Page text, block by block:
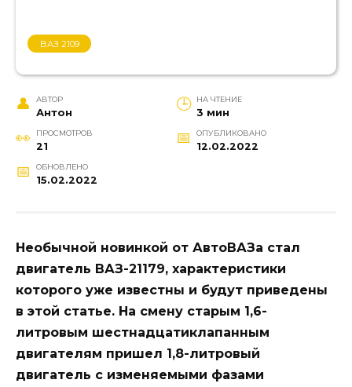
ВАЗ 2109
АВТОР
Антон
НА ЧТЕНИЕ
3 мин
ПРОСМОТРОВ
21
ОПУБЛИКОВАНО
12.02.2022
ОБНОВЛЕНО
15.02.2022
Необычной новинкой от АвтоВАЗа стал
двигатель ВАЗ-21179, характеристики
которого уже известны и будут приведены
в этой статье. На смену старым 1,6-
литровым шестнадцатиклапанным
двигателям пришел 1,8-литровый
двигатель с изменяемыми фазами